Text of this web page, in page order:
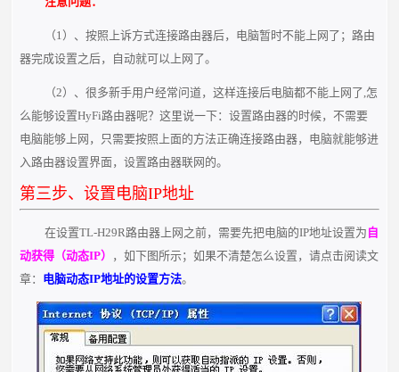
（1）、按照上诉方式连接路由器后，电脑暂时不能上网了；路由
器完成设置之后，自动就可以上网了。
（2）、很多新手用户经常问道，这样连接后电脑都不能上网了,怎
么能够设置HyFi路由器呢？这里说一下：设置路由器的时候，不需要
电脑能够上网，只需要按照上面的方法正确连接路由器，电脑就能够进
入路由器设置界面，设置路由器联网的。
第三步、设置电脑IP地址
在设置TL-H29R路由器上网之前，需要先把电脑的IP地址设置为 自
动获得（动态IP）
，如下图所示；如果不清楚怎么设置，请点击阅读文
章： 电脑动态IP地址的设置方法。